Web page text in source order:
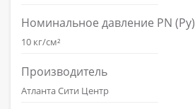
Номинальное давление PN (Ру)
10 кг/см²
Производитель
Атланта Сити Центр